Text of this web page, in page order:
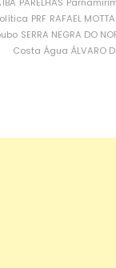
PRF RAFAEL MOTTA
SERRA NEGRA DO
Costa Água ÁLVARO